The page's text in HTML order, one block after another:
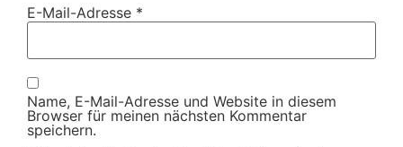
E-Mail-Adresse *
Name, E-Mail-Adresse und Website in diesem
Browser für meinen nächsten Kommentar
speichern.